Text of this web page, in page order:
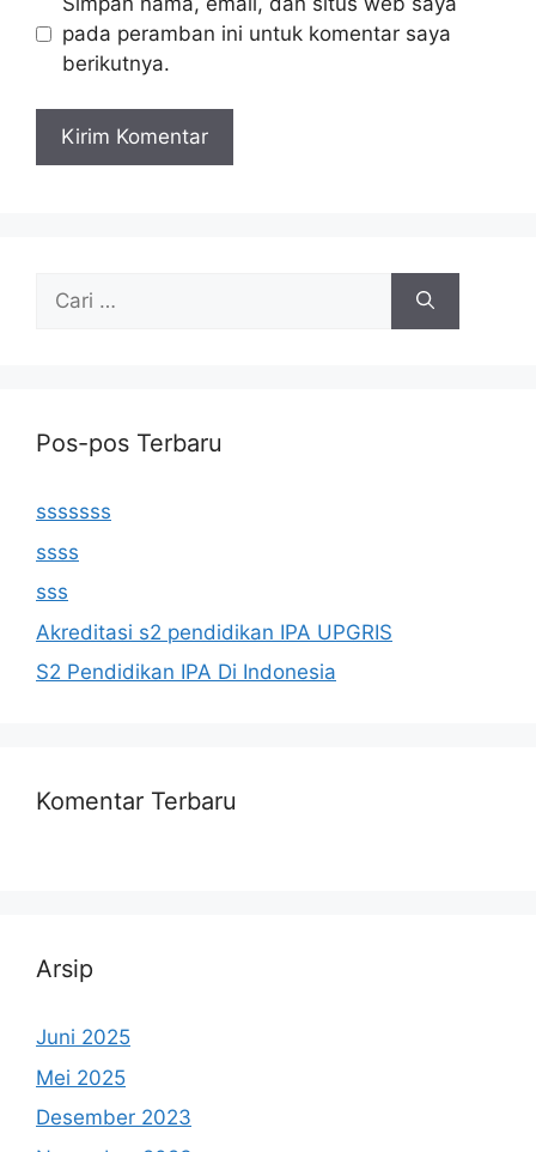
pada peramban ini untuk komentar saya
berikutnya.
Cari
Pos-pos Terbaru
sssssss
ssss
sss
Akreditasi s2 pendidikan IPA UPGRIS
S2 Pendidikan IPA Di Indonesia
Komentar Terbaru
Arsip
Juni 2025
Mei 2025
Desember 2023